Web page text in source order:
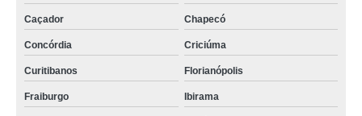
Caçador Chapecó
Concórdia Criciúma
Curitibanos Florianópolis
Fraiburgo Ibirama